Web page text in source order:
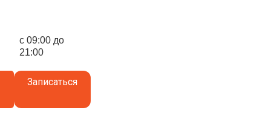
с 09:00 до
21:00
Записаться